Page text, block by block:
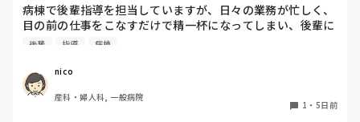
病棟で後輩指導を担当していますが、日々の業務が忙しく、
目の前の仕事をこなすだけで精一杯になってしまい、後輩に
十分な指導をする時間や心の余裕がありません。
その場で必要最低限の声かけや指導はしていますが、「もっ
と教えてあげたい」と思っても、業務を優先せざるを得ない
ことが多く、後輩にも申し訳なさを感じています。
後輩 指導 病棟
nico
産科・婦人科, 一般病院
1 ・ 5日前